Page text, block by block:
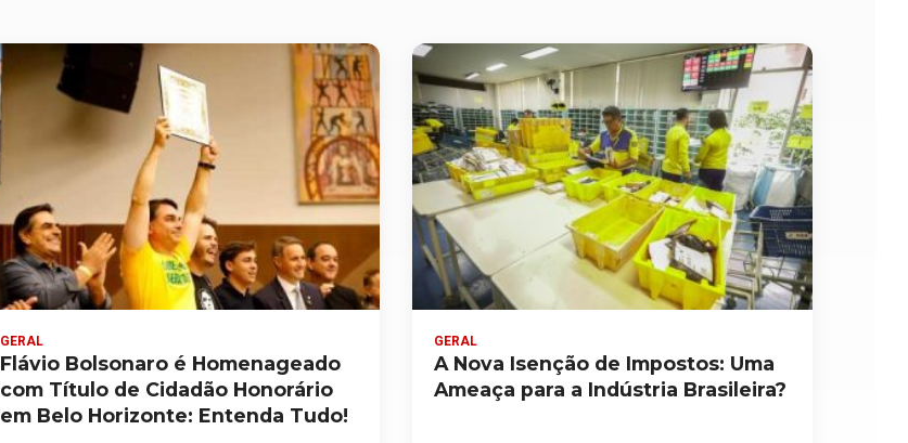
GERAL
Flávio Bolsonaro é Homenageado
com Título de Cidadão Honorário
em Belo Horizonte: Entenda Tudo!
GERAL
A Nova Isenção de Impostos: Uma
Ameaça para a Indústria Brasileira?